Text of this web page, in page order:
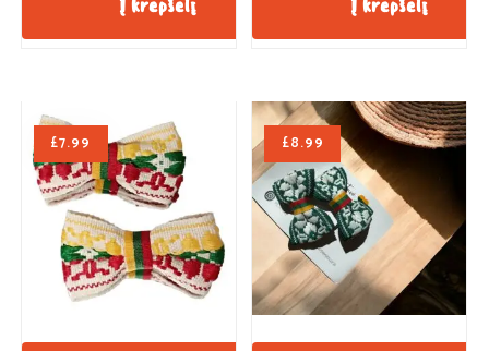
Į krepšelį Į krepšelį
£7.99 £8.99